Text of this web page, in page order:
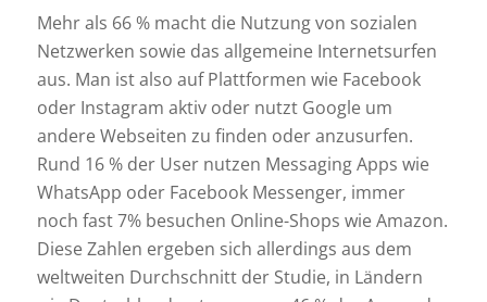
Mehr als 66 % macht die Nutzung von sozialen
Netzwerken sowie das allgemeine Internetsurfen
aus. Man ist also auf Plattformen wie Facebook
oder Instagram aktiv oder nutzt Google um
andere Webseiten zu finden oder anzusurfen.
Rund 16 % der User nutzen Messaging Apps wie
WhatsApp oder Facebook Messenger, immer
noch fast 7% besuchen Online-Shops wie Amazon.
Diese Zahlen ergeben sich allerdings aus dem
weltweiten Durchschnitt der Studie, in Ländern